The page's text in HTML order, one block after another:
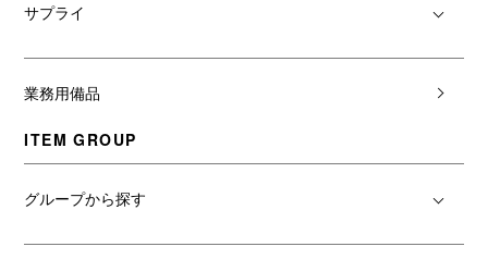
サプライ
業務用備品
ITEM GROUP
グループから探す